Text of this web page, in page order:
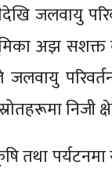
जलवायु
अझ
स्रोतहरूमा
तथा